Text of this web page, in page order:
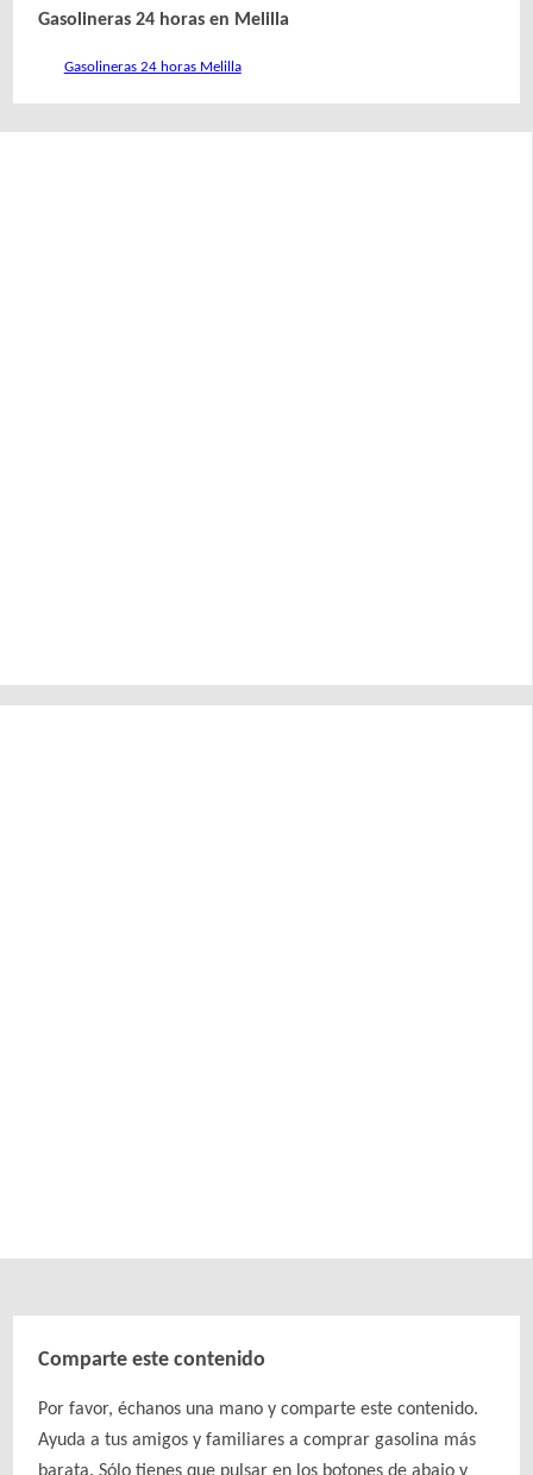
Gasolineras 24 horas en Melilla
Gasolineras 24 horas Melilla
Comparte este contenido
Por favor, échanos una mano y comparte este contenido.
Ayuda a tus amigos y familiares a comprar gasolina más